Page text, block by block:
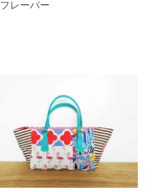
フレーバー